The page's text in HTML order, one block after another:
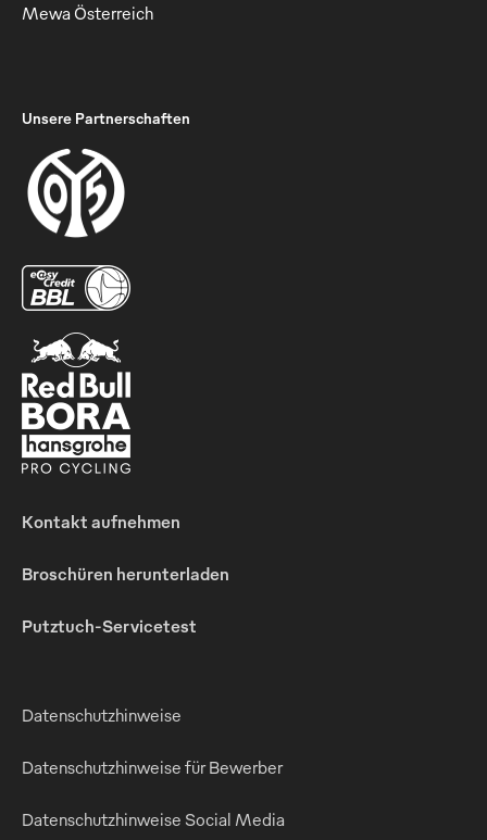
Mewa Österreich
Unsere Partnerschaften
Kontakt aufnehmen
Broschüren herunterladen
Putztuch-Servicetest
Datenschutzhinweise
Datenschutzhinweise für Bewerber
Datenschutzhinweise Social Media